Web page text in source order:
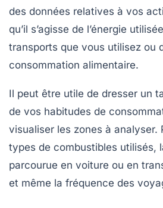
des données relatives à vos
qu’il s’agisse de l’énergie
transports que vous utilisez ou
consommation alimentaire.
Il peut être utile de dresser un
de vos habitudes de
visualiser les zones à analyser.
types de combustibles utilisés,
parcourue en voiture ou en
et même la fréquence des